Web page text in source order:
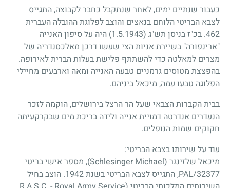
כעבור שנתיים ימים, לאחר שנתקבל כחבר לקבוצה, התגייס
לצבא הבריטי הלוחם בנאצים והוצב לפלוגת ההובלה העברית
462. בכ"ז בניסן תש"ג (1.5.1943)
היה על סיפון האנייה
"ארינפורה" בשיירת אניות הצי שעשו דרכן מאלכסנדריה של
מצרים למאלטה כדי להשתתף פלישת בעלות הברית לאירופה.
בהפצצת מטוסים גרמניים טבעה האנייה ומאה וארבעים מחיילי
הפלוגה טבעו עמה, מיכאל ביניהם.
בבית הקברות הצבאי שעל הר הרצל בירושלים, הוקמה לזכר
הנעדרים אנדרטה דמויית אנייה ולידה בריכת מים שבקרקעיתה
חקוקים שמות הנופלים.
עוד על שירותו בצבא הבריטי:
מיכאל שלזינגר (Schlesinger Michael), מספר אישי בריטי
PAL/32377, התגייס לצבא הבריטי בשנת 1942. הוצב בחיל